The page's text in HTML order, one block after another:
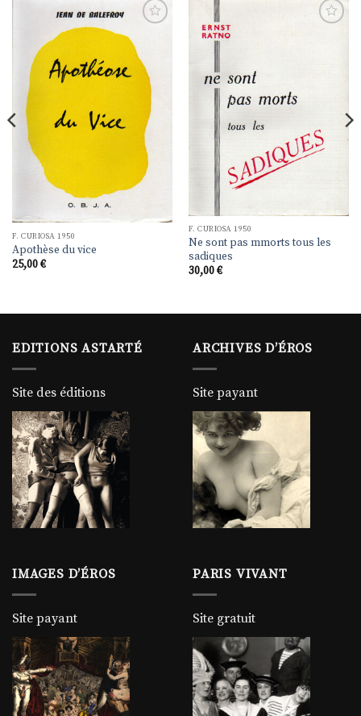
liste de
souhaits
F. CURIOSA 1950
Apothèse du vice
25,00€
F. CURIOSA 1950
Ne sont pas mmorts tous les
sadiques
30,00€
EDITIONS ASTARTÉ
Site des éditions
ARCHIVES D’ÉROS
Site payant
IMAGES D’ÉROS
Site payant
PARIS VIVANT
Site gratuit